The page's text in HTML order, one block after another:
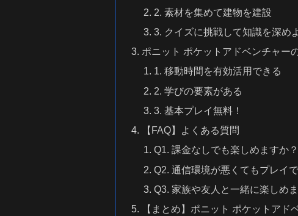
2. 素材を集めて建物を建設
3. クイズに挑戦して知識を深め
ポニット ポケットアドベンチャー
1. 移動時間を有効活用できる
2. 学びの要素がある
3. 基本プレイ無料！
【FAQ】よくある質問
Q1. 課金なしでも楽しめますか？
Q2. 通信環境が悪くてもプレイ
Q3. 家族や友人と一緒に楽しめ
【まとめ】ポニット ポケットアド